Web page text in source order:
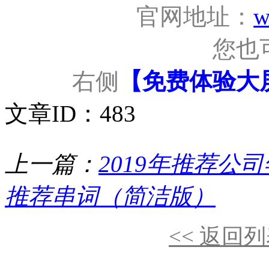
官网地址：
您也
右侧
【免费体验
文章ID：483
上一篇： 2019年推荐公
推荐串词（简洁版）
<< 返回